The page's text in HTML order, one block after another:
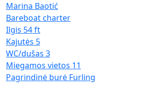
Marina Baotić
Bareboat charter
Ilgis 54 ft
Kajutės 5
WC/dušas 3
Miegamos vietos 11
Pagrindinė burė Furling